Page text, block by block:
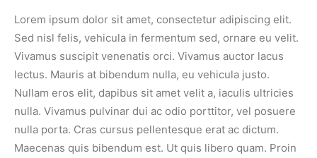
Lorem ipsum dolor sit amet, consectetur adipiscing elit.
Sed nisl felis, vehicula in fermentum sed, ornare eu velit.
Vivamus suscipit venenatis orci. Vivamus auctor lacus
lectus. Mauris at bibendum nulla, eu vehicula justo.
Nullam eros elit, dapibus sit amet velit a, iaculis ultricies
nulla. Vivamus pulvinar dui ac odio porttitor, vel posuere
nulla porta. Cras cursus pellentesque erat ac dictum.
Maecenas quis bibendum est. Ut quis libero quam. Proin